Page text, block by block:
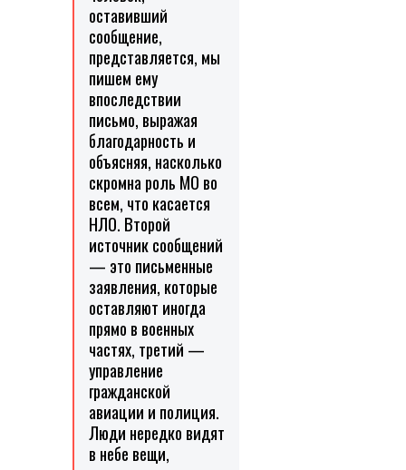
оставивший
сообщение,
представляется, мы
пишем ему
впоследствии
письмо, выражая
благодарность и
объясняя, насколько
скромна роль МО во
всем, что касается
НЛО. Второй
источник сообщений
— это письменные
заявления, которые
оставляют иногда
прямо в военных
частях, третий —
управление
гражданской
авиации и полиция.
Люди нередко видят
в небе вещи,